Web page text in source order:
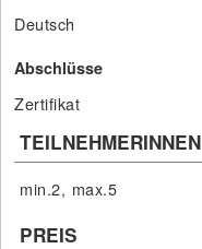
Deutsch
Abschlüsse
Zertifikat
TEILNEHMERINNEN
min.2, max.5
PREIS